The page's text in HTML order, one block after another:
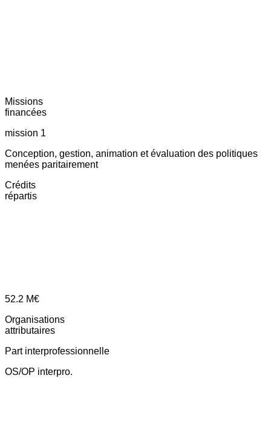
Missions
financées
mission 1
Conception, gestion, animation et évaluation des politiques
menées paritairement
Crédits
répartis
52.2 M€
Organisations
attributaires
Part interprofessionnelle
OS/OP interpro.